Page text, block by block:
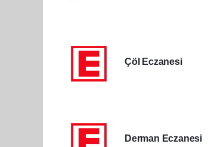
Çöl Eczanesi
Derman Eczanesi